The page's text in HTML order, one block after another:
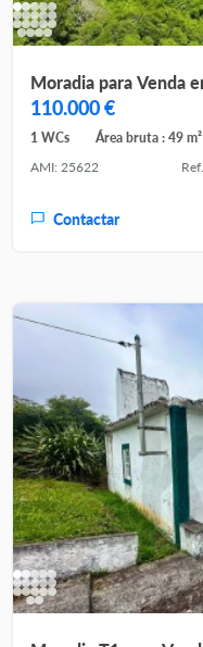
110.000 €
1 WCs
Área bruta : 49 m²
AMI: 25622
Contactar